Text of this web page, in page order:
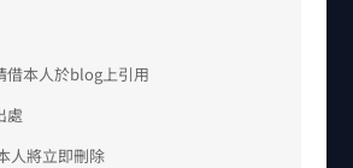
借本人於blog上引用
處
人將立即刪除